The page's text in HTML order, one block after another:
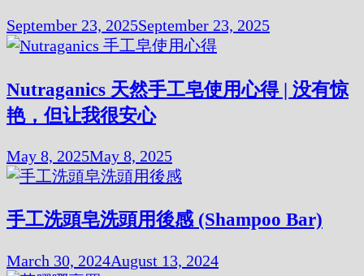
September 23, 2025September 23, 2025
Nutraganics 天然手工皂使用心得 | 没有惊
艳，但让我很安心
May 8, 2025May 8, 2025
手工洗頭皂洗頭用後感 (Shampoo Bar)
March 30, 2024August 13, 2024